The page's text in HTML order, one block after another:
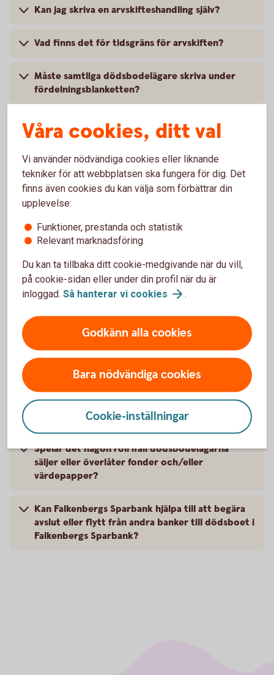
Kan jag skriva en arvskifteshandling själv?
Vad finns det för tidsgräns för arvskiften?
Måste samtliga dödsbodelägare skriva under
fördelningsblanketten?
Jag behöver hjälp att fylla i
fördelningsblanketten för utbetalning av arv.
Vad gör dödsbodelägarna när raderna inte
räcker till på blanketten?
om man redan gjort ett tidigare skifte?
Kan dödsbo i fristående sparbanker skicka in
arvskiftes- eller betalningsuppdrag?
Vad innebär det att vidimera och vem får
vidimera underlag som ska skickas in?
Dödsboet har ett bolån som ska tas över, vart
ska dödsbodelägaren vända sig?
Spelar det någon roll ifall dödsbodelägarna
säljer eller överlåter fonder och/eller
värdepapper?
Kan Falkenbergs Sparbank hjälpa till att begära
avslut eller flytt från andra banker till dödsboet i
Falkenbergs Sparbank?
Våra cookies, ditt val
Vi använder nödvändiga cookies eller liknande
tekniker för att webbplatsen ska fungera för dig. Det
finns även cookies du kan välja som förbättrar din
upplevelse:
Funktioner, prestanda och statistik
Relevant marknadsföring
Du kan ta tillbaka ditt cookie-medgivande när du vill,
på cookie-sidan eller under din profil när du är
inloggad. Så hanterar vi cookies .
Godkänn alla cookies
Bara nödvändiga cookies
Cookie-inställningar